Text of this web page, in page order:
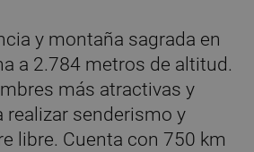
y montaña sagrada en
a 2.784 metros de altitud.
más atractivas y
realizar senderismo y
libre. Cuenta con 750 km